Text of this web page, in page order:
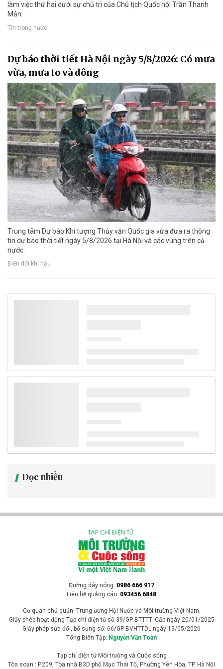
làm việc thứ hai dưới sự chủ trì của Chủ tịch Quốc hội Trần Thanh
Mẫn.
Tin trong nước
Dự báo thời tiết Hà Nội ngày 5/8/2026: Có mưa
vừa, mưa to và dông
Trung tâm Dự báo Khí tượng Thủy văn Quốc gia vừa đưa ra thông
tin dự báo thời tiết ngày 5/8/2026 tại Hà Nội và các vùng trên cả
nước.
Biến đổi khí hậu
Hơn 30 điểm sạt lở ở Tuyên Quang, nhiều hộ
Xuân Giang (Tuyên Quang), làm hư hại nhà cửa, hoa màu và nhiều
Đề xuất 8 chính sách mới khi sửa đổi Luật
Hiến, lấy, ghép mô, bộ phận cơ thể người và